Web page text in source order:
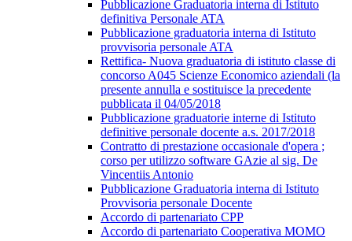
Pubblicazione Graduatoria interna di Istituto
definitiva Personale ATA
Pubblicazione graduatoria interna di Istituto
provvisoria personale ATA
Rettifica- Nuova graduatoria di istituto classe di
concorso A045 Scienze Economico aziendali (la
presente annulla e sostituisce la precedente
pubblicata il 04/05/2018
Pubblicazione graduatorie interne di Istituto
definitive personale docente a.s. 2017/2018
Contratto di prestazione occasionale d'opera ;
corso per utilizzo software GAzie al sig. De
Vincentiis Antonio
Pubblicazione Graduatoria interna di Istituto
Provvisoria personale Docente
Accordo di partenariato CPP
Accordo di partenariato Cooperativa MOMO